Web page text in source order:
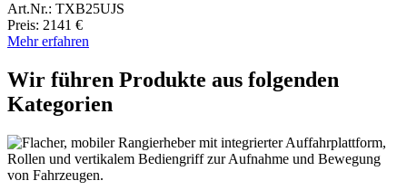
Art.Nr.: TXB25UJS
Preis: 2141 €
Mehr erfahren
Wir führen Produkte aus folgenden
Kategorien